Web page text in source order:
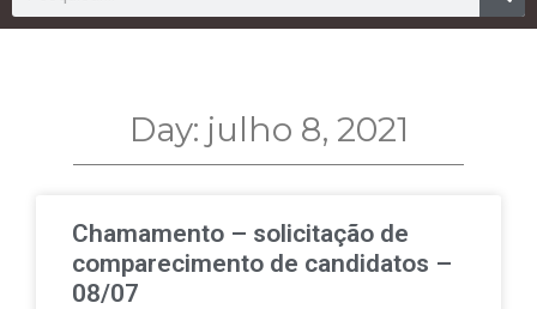
Day: julho 8, 2021
Chamamento – solicitação de
comparecimento de candidatos –
08/07